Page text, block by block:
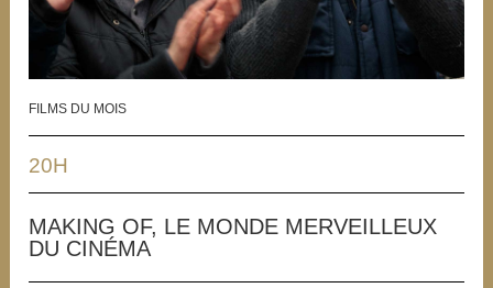
FILMS DU MOIS
20H
MAKING OF, LE MONDE MERVEILLEUX
DU CINÉMA